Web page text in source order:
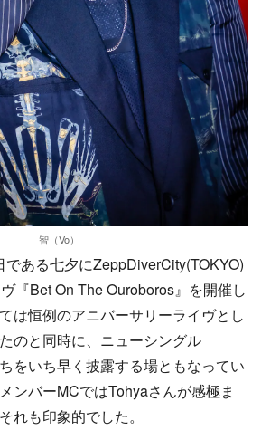
智（Vo）
ある七夕にZeppDiverCity(TOKYO)
『Bet On The Ouroboros』を開催し
は恒例のアニバーサリーライヴとし
のと同時に、ニューシングル
をいち早く披露する場ともなってい
ンバーMCではTohyaさんが感極ま
れも印象的でした。